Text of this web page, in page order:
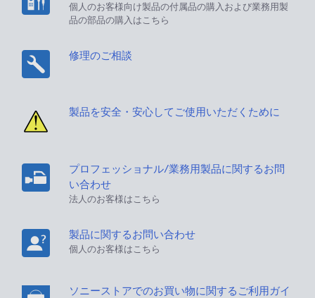
個人のお客様向け製品の付属品の購入および業務用製
品の部品の購入はこちら
修理のご相談
製品を安全・安心してご使用いただくために
プロフェッショナル/業務用製品に関するお問
い合わせ
法人のお客様はこちら
製品に関するお問い合わせ
個人のお客様はこちら
ソニーストアでのお買い物に関するご利用ガイ